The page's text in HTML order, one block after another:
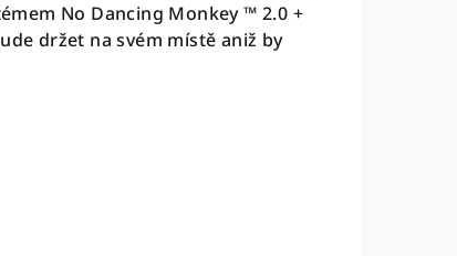
No Dancing Monkey ™ 2.0 +
držet na svém místě aniž by